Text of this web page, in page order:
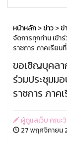
หน้าหลัก>ข่าว>ข่
จัดการทุกท่าน เข้
ราชการ ภาคเรียน
ขอเชิญบุคลา
ร่วมประชุมม
ราชการ ภาค
ผู้ดูแลเว็บ คณะ
27 พฤศจิกายน